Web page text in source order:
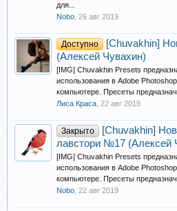
для...
Nobo 26 авг 2019
Доступно
[Chuvakhin]
(Алексей Чувахин)
[IMG] Chuvakhin Presets
использования в Adobe
компьютере. Пресеты
Лиса Краса 22 авг 2019
Закрыто
[Chuvakhin]
лавстори №17 (Алексей
[IMG] Chuvakhin Presets
использования в Adobe
компьютере. Пресеты
Nobo 22 авг 2019